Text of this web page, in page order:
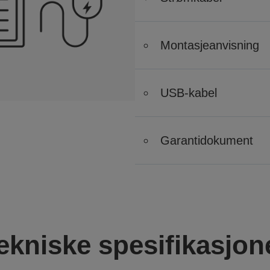
Montasjeanvisning
USB-kabel
Garantidokument